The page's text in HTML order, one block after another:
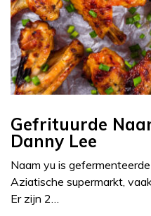
Gefrituurde
Danny Lee
Naam yu is
Aziatische supermarkt,
Er zijn 2…